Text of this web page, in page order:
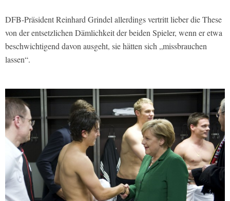
DFB-Präsident Reinhard Grindel allerdings vertritt lieber die These
von der entsetzlichen Dämlichkeit der beiden Spieler, wenn er etwa
beschwichtigend davon ausgeht, sie hätten sich „missbrauchen
lassen“.